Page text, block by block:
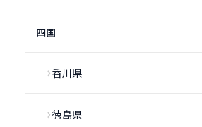
四国
香川県
徳島県